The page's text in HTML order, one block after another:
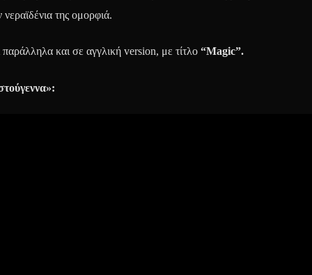
της ομορφιά.
και σε αγγλική version, με τίτλο “Magic”.